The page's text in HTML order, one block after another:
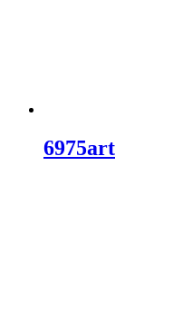
6975art